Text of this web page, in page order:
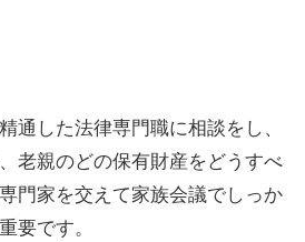
通した法律専門職に相談をし、
老親のどの保有財産をどうすべ
門家を交えて家族会議でしっか
要です。